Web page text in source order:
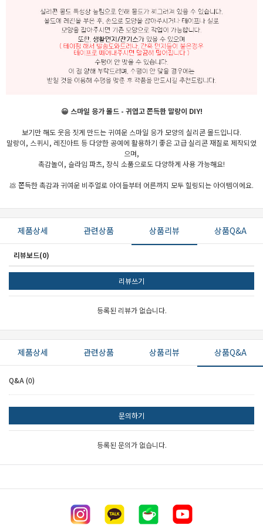
😀 스마일 응가 몰드 - 귀엽고 쫀득한 말랑이 DIY!
보기만 해도 웃음 짓게 만드는 귀여운 스마일 응가 모양의 실리콘 몰드입니다.
말랑이, 스퀴시, 레진아트 등 다양한 공예에 활용하기 좋은 고급 실리콘 재질로 제작되었
으며,
촉감놀이, 슬라임 파츠, 장식 소품으로도 다양하게 사용 가능해요!
💩 쫀득한 촉감과 귀여운 비주얼로 아이들부터 어른까지 모두 힐링되는 아이템이에요.
제품상세 관련상품 상품리뷰 상품Q&A
리뷰보드(0)
리뷰쓰기
등록된 리뷰가 없습니다.
제품상세 관련상품 상품리뷰 상품Q&A
Q&A (0)
문의하기
등록된 문의가 없습니다.